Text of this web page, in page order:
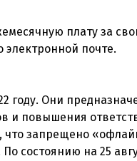
плату за
почте.
году. Они
повышения
что запрещено
состоянию на 25